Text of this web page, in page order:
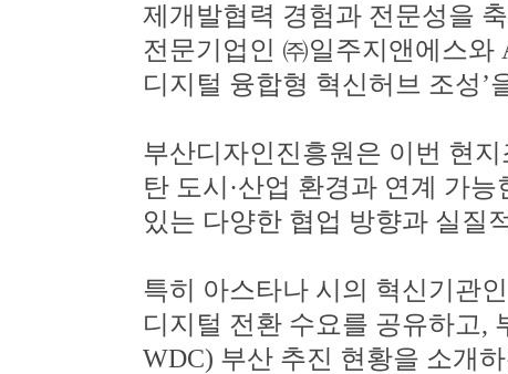
제개발협력 경험과 전문성을
전문기업인 ㈜일주지앤에스와
디지털 융합형 혁신허브 조성’
부산디자인진흥원은 이번 현
탄 도시 ·산업 환경과 연계 가능
있는 다양한 협업 방향과 실질
특히 아스타나 시의 혁신기관
디지털 전환 수요를 공유하고,
WDC) 부산 추진 현황을 소개